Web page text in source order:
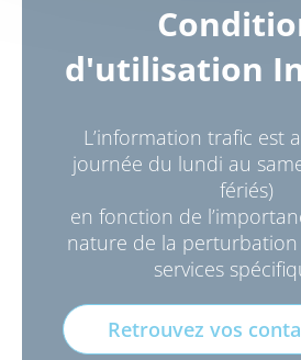
d'utilisation
L’information trafic est
journée du lundi au
fériés)
en fonction de
nature de la
services
Retrouvez vos